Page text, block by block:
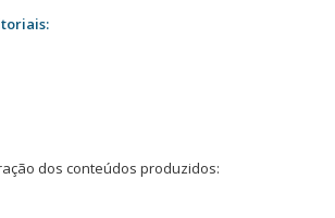
dos conteúdos produzidos: